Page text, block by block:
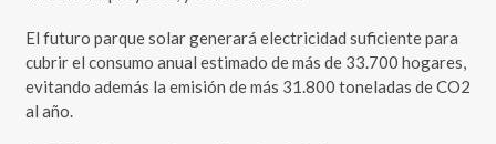
El futuro parque solar generará electricidad suficiente para
cubrir el consumo anual estimado de más de 33.700 hogares,
evitando además la emisión de más 31.800 toneladas de CO2
al año.